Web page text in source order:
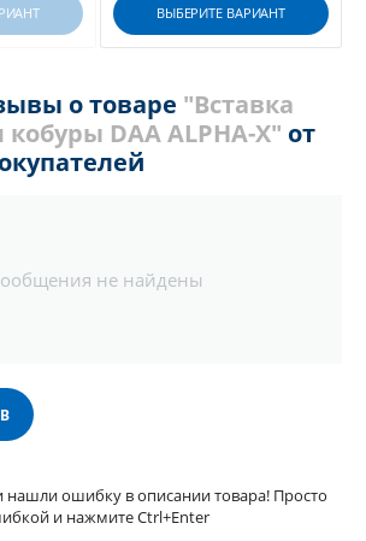
ВЫБЕРИТЕ ВАРИАНТ
о товаре "Вставка
DAA ALPHA-X" от
не найдены
ошибку в описании товара! Просто
и нажмите Ctrl+Enter